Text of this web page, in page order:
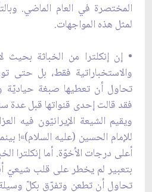
المختصرة في العام الماضي.
لمثل هذه المواجهات.
• إن إنكلترا من الخباثة بحيث
والاستخباراتية فقط، بل حتى
تحاول أن تعطيها صبغة حياديّة
فقد قالت إحدى قنواتها قبل عدة
ويقيم الشيعة الإيرانيّون فيه
للإمام الحسين (عليه السلام)»!
أعلى درجات الأخوّة. أما إنكلترا
بتعبير لم يخطر على قلب شيعيّ
تحاول أن تطعن وتفرّق بكلّ